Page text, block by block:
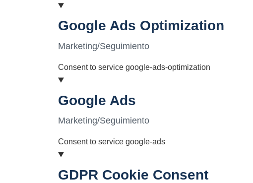
Google Ads Optimization
Marketing/Seguimiento
Consent to service google-ads-optimization
Google Ads
Marketing/Seguimiento
Consent to service google-ads
GDPR Cookie Consent